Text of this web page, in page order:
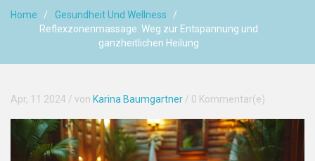
Home
Gesundheit Und Wellness
Reflexzonenmassage: Weg zur Entspannung und
ganzheitlichen Heilung
Apr, 11 2024 / von Karina Baumgartner / 0 Kommentar(e)